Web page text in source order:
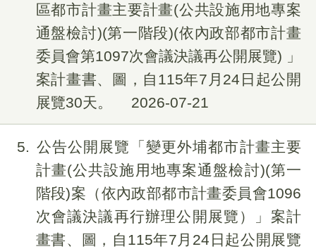
區都市計畫主要計畫(公共設施用地專案
通盤檢討)(第一階段)(依內政部都市計畫
委員會第1097次會議決議再公開展覽) 」
案計畫書、圖，自115年7月24日起公開
展覽30天。
2026-07-21
5
公告公開展覽「變更外埔都市計畫主要
計畫(公共設施用地專案通盤檢討)(第一
階段)案（依內政部都市計畫委員會1096
次會議決議再行辦理公開展覽）」案計
畫書、圖，自115年7月24日起公開展覽